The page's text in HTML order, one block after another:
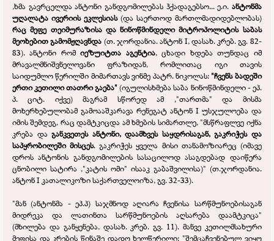
,ხმა გავრცელდა ანტონი განდგომილებას ჰქადაგებსო... ე.ი. ანტონმა
უღალატა ივერიის ეკლესიას(და საერთოდ მართლმადიდებლობას)
რაც მეფე თეიმურაზისა და ნინოწმინდელი მიტროპოლიტის საბას
მეოხებით გამომჟღავნდა (თ. ჯორდანია. ანტონ I, დასახ. კრებ. გვ. 82-
83). ანტონი რომიეზუიტთა აგენტია, ცხადი ხდება თუნდაც იმ
მრავალმნიშვნელოვანი ფრაზიდან, რომლითაც იგი თავის
საიდუმლო წერილში მიმართავს ვინმე პატრ. ნიკოლას: "ჩვენს ბადეში
ერთი კეთილი თათრი გაება" (იგულისხმება საბა ნინოწმინდელი -ეპ.
პ. ციტ. იქვე) მაგრამ სწორედ ამ ,"თართმა" და მისმა
მოხერხებულობამ გამოააშკარავა რენეგატ ანტონ I უსჯულოება და
იმის შემდეგ, რაც დამტკიცდა ამ ხმების სიმართლე, "მსწრაფლვე იქნა
კრება დაგანკვეთეს ანტონი, დაამხვეს საყდრისაგან, გაკრიჭეს და
საპყრობილეში მისცეს. გაკრიჭეს ყველა მისი თანამოზიარეც (იმავე
დროს ანტონის განდგომილების სასაცილოდ ასაგდებად დაიწერა
ცნობილი სატირა ,"კატის ომი" ისააკ გაბაშვილისა)" (თ.ჯორდანია.
ანტონ I კათალიკოზი საქართველოიზა, გვ. 32-33).
"მან (ანტონმა -ეპ.პ) საჯმნოდ აღიარა ჩვენისა სარწმუნოებისაგან
მიდრეკა და ლათინთა სარწმუნოების აღსარება დაამტკიცა"
(მხილება და განყენება, დასახ. კრებ. გვ. 11). მანვე კეთილმსახური
მეფისა და კრების წინაშე დადო ხელწერილი: "შემცაჩვენებულ ვიყო